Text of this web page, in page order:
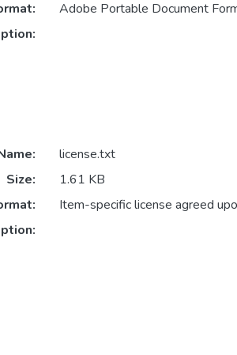
Adobe Portable Document
license.txt
Size:
1.61 KB
Item-specific license agreed